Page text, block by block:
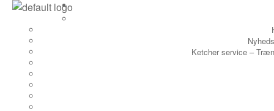
Ketcher service –